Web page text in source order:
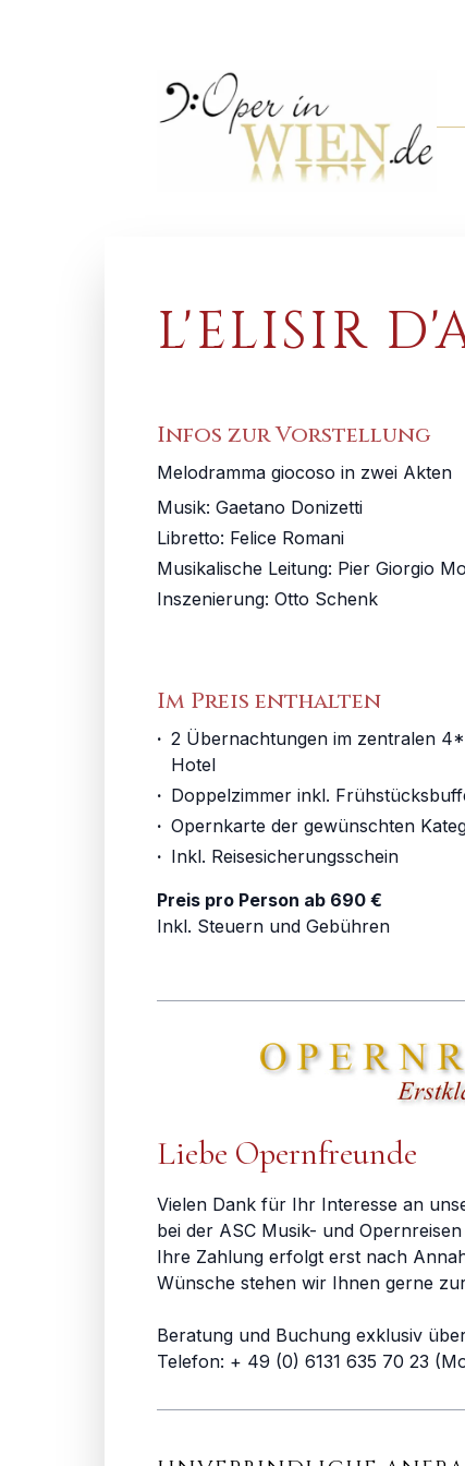
L'ELISIR
Infos zur Vorstellung
Melodramma giocoso in zwei Akten
Musik: Gaetano Donizetti
Libretto: Felice Romani
Musikalische Leitung: Pier Giorgio
Inszenierung: Otto Schenk
Im Preis enthalten
· 2 Übernachtungen im zentralen 4*
Hotel
· Doppelzimmer inkl.
· Opernkarte der gewünschten
· Inkl. Reisesicherungsschein
Preis pro Person ab 690 €
Inkl. Steuern und Gebühren
Liebe Opernfreunde
Vielen Dank für Ihr Interesse an
bei der ASC Musik- und
Ihre Zahlung erfolgt erst nach
Wünsche stehen wir Ihnen gerne
Beratung und Buchung exklusiv
Telefon: + 49 (0) 6131 635 70 23